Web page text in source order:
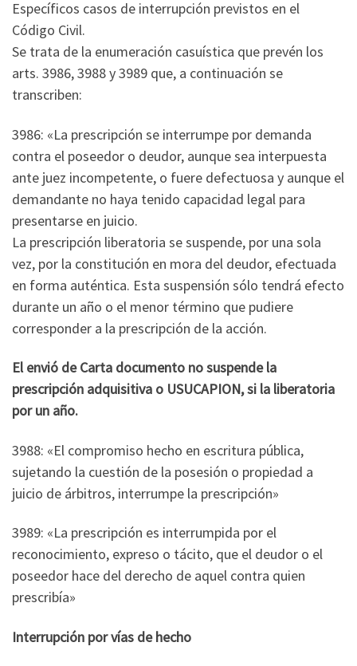
Específicos casos de interrupción previstos en el
Código Civil.
Se trata de la enumeración casuística que prevén los
arts. 3986, 3988 y 3989 que, a continuación se
transcriben:
3986: «La prescripción se interrumpe por demanda
contra el poseedor o deudor, aunque sea interpuesta
ante juez incompetente, o fuere defectuosa y aunque el
demandante no haya tenido capacidad legal para
presentarse en juicio.
La prescripción liberatoria se suspende, por una sola
vez, por la constitución en mora del deudor, efectuada
en forma auténtica. Esta suspensión sólo tendrá efecto
durante un año o el menor término que pudiere
corresponder a la prescripción de la acción.
El envió de Carta documento no suspende la
prescripción adquisitiva o USUCAPION, si la liberatoria
por un año.
3988: «El compromiso hecho en escritura pública,
sujetando la cuestión de la posesión o propiedad a
juicio de árbitros, interrumpe la prescripción»
3989: «La prescripción es interrumpida por el
reconocimiento, expreso o tácito, que el deudor o el
poseedor hace del derecho de aquel contra quien
prescribía»
Interrupción por vías de hecho